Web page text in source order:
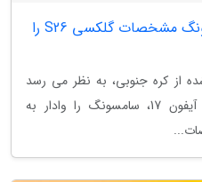
یک عقب نشینی بزرگ؛ سامسونگ مشخصات گلکسی S26 را
از کره جنوبی، به نظر می رسد
استراتژی قیمت گذاری اپل برای آیفون 17، سامسونگ را وادار به